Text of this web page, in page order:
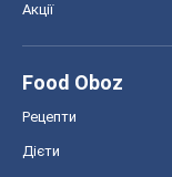
Акції
Food Oboz
Рецепти
Дієти